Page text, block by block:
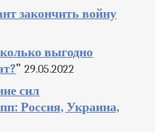
закончить войну
выгодно
" 29.05.2022
сил
Россия, Украина,